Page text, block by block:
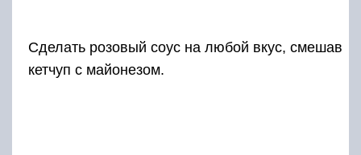
Сделать розовый соус на любой вкус, смешав
кетчуп с майонезом.